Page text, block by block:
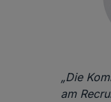
„Die
am